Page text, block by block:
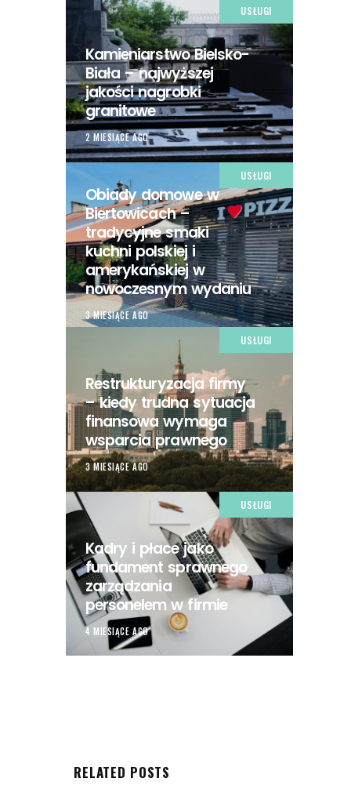
USŁUGI
Kamieniarstwo Bielsko-
Biała – najwyższej
jakości nagrobki
granitowe
2 MIESIĄCE AGO
USŁUGI
Obiady domowe w
Biertowicach –
tradycyjne smaki
kuchni polskiej i
amerykańskiej w
nowoczesnym wydaniu
3 MIESIĄCE AGO
USŁUGI
Restrukturyzacja firmy
– kiedy trudna sytuacja
finansowa wymaga
wsparcia prawnego
3 MIESIĄCE AGO
USŁUGI
Kadry i płace jako
fundament sprawnego
zarządzania
personelem w firmie
4 MIESIĄCE AGO
RELATED POSTS